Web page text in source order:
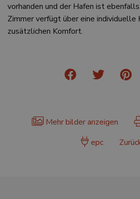
vorhanden und der Hafen ist
Zimmer verfügt über eine individuelle
zusätzlichen Komfort.
Mehr bilder anzeigen
epc